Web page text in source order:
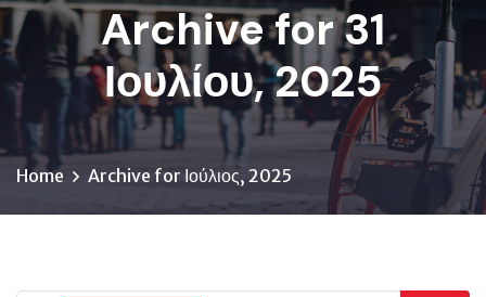
Archive for 31
Ιουλίου, 2025
Home Archive for Ιούλιος, 2025